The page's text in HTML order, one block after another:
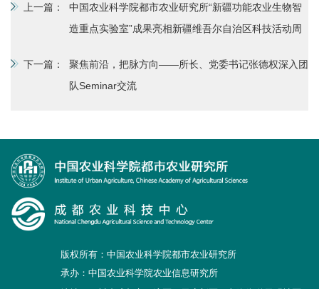
上一篇：
中国农业科学院都市农业研究所“新疆功能农业生物智
造重点实验室”成果亮相新疆维吾尔自治区科技活动周
下一篇：
聚焦前沿，把脉方向——所长、党委书记张德权深入团
队Seminar交流
版权所有：中国农业科学院都市农业研究所
承办：中国农业科学院农业信息研究所